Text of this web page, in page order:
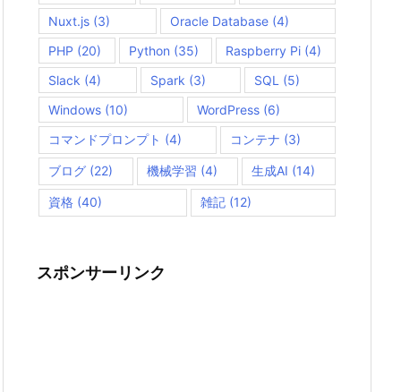
Nuxt.js (3) Oracle Database (4)
PHP (20) Python (35) Raspberry Pi (4)
Slack (4) Spark (3) SQL (5)
Windows (10) WordPress (6)
コマンドプロンプト (4) コンテナ (3)
ブログ (22) 機械学習 (4) 生成AI (14)
資格 (40) 雑記(12)
スポンサーリンク